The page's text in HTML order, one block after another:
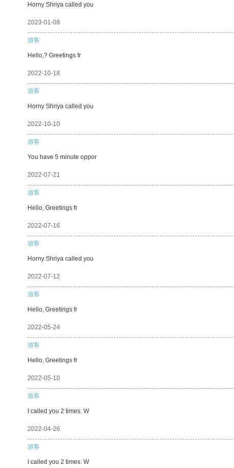
Horny Shriya called you
2023-01-08
游客
Hello,? Greetings fr
2022-10-18
游客
Horny Shriya called you
2022-10-10
游客
You have 5 minute oppor
2022-07-21
游客
Hello, Greetings fr
2022-07-16
游客
Horny Shriya called you
2022-07-12
游客
Hello, Greetings fr
2022-05-24
游客
Hello, Greetings fr
2022-05-10
游客
I called you 2 times. W
2022-04-26
游客
I called you 2 times. W